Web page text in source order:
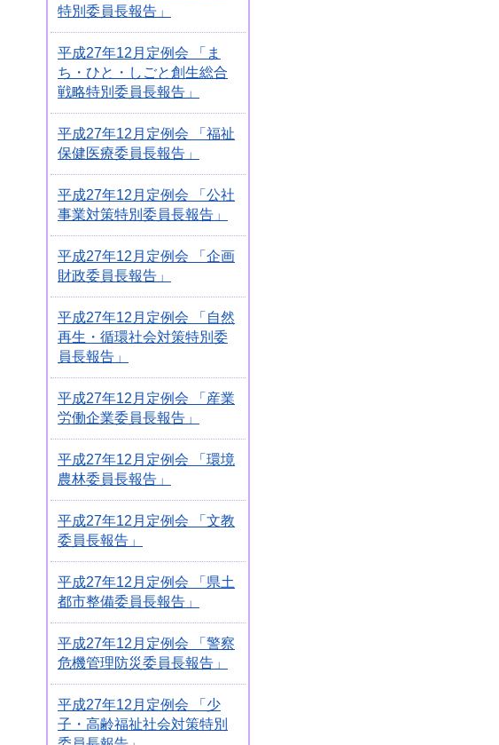
特別委員長報告」
平成27年12月定例会 「ま
ち・ひと・しごと創生総合
戦略特別委員長報告」
平成27年12月定例会 「福祉
保健医療委員長報告」
平成27年12月定例会 「公社
事業対策特別委員長報告」
平成27年12月定例会 「企画
財政委員長報告」
平成27年12月定例会 「自然
再生・循環社会対策特別委
員長報告」
平成27年12月定例会 「産業
労働企業委員長報告」
平成27年12月定例会 「環境
農林委員長報告」
平成27年12月定例会 「文教
委員長報告」
平成27年12月定例会 「県土
都市整備委員長報告」
平成27年12月定例会 「警察
危機管理防災委員長報告」
平成27年12月定例会 「少
子・高齢福祉社会対策特別